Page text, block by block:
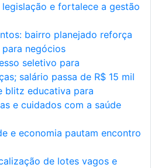
e fortalece a gestão
bairro planejado reforça
negócios
seletivo para
salário passa de R$ 15 mil
blitz educativa para
e cuidados com a saúde
e economia pautam encontro
de lotes vagos e